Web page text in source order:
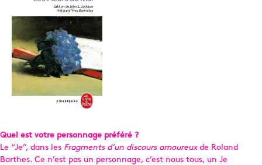
Quel est votre personnage préféré ?
Le “Je”, dans les Fragments d’un discours amoureuxde Roland
Barthes. Ce n’est pas un personnage, c’est nous tous, un Je